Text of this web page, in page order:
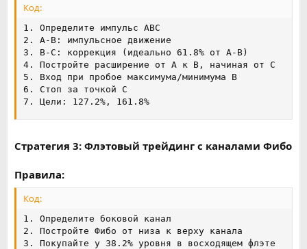
Код:
1. Определите импульс ABC
2. A-B: импульсное движение
3. B-C: коррекция (идеально 61.8% от A-B)
4. Постройте расширение от A к B, начиная от C
5. Вход при пробое максимума/минимума B
6. Стоп за точкой C
7. Цели: 127.2%, 161.8%
Стратегия 3: Флэтовый трейдинг с каналами Фибо
Правила:
Код:
1. Определите боковой канал
2. Постройте Фибо от низа к верху канала
3. Покупайте у 38.2% уровня в восходящем флэте